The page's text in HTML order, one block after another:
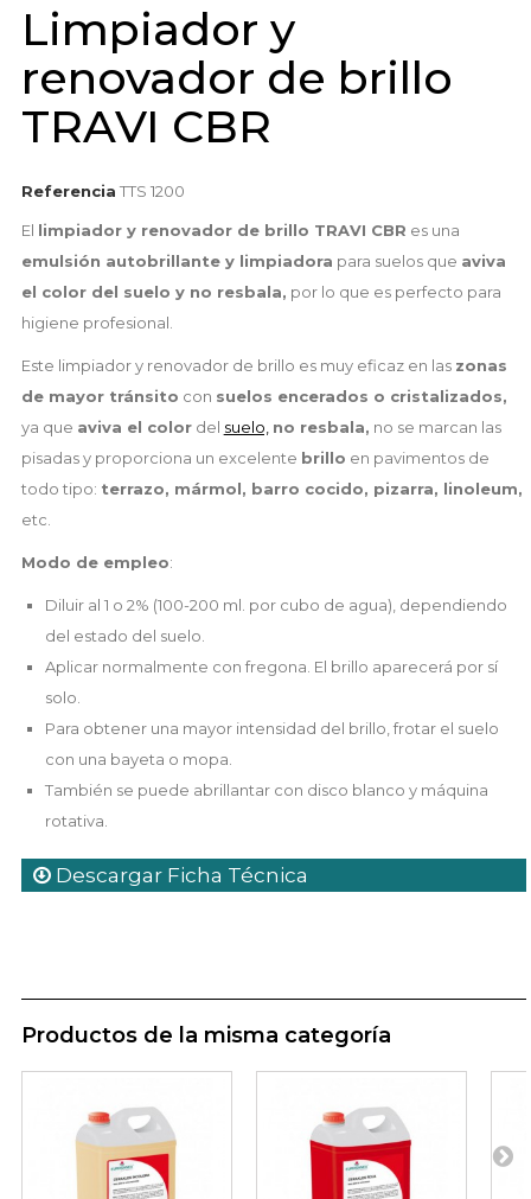
Limpiador y
renovador de brillo
TRAVI CBR
Referencia TTS 1200
El limpiador y renovador de brillo TRAVI CBR es una
emulsión autobrillante y limpiadora para suelos que aviva
el color del suelo y no resbala, por lo que es perfecto para
higiene profesional.
Este limpiador y renovador de brillo es muy eficaz en las zonas
de mayor tránsito con suelos encerados o cristalizados,
ya que aviva el colordel suelo, no resbala, no se marcan las
pisadas y proporciona un excelente brillo en pavimentos de
todo tipo: terrazo, mármol, barro cocido, pizarra, linoleum,
etc.
Modo de empleo:
Diluir al 1 o 2% (100-200 ml. por cubo de agua), dependiendo
del estado del suelo.
Aplicar normalmente con fregona. El brillo aparecerá por sí
solo.
Para obtener una mayor intensidad del brillo, frotar el suelo
con una bayeta o mopa.
También se puede abrillantar con disco blanco y máquina
rotativa.
Descargar Ficha Técnica
Productos de la misma categoría